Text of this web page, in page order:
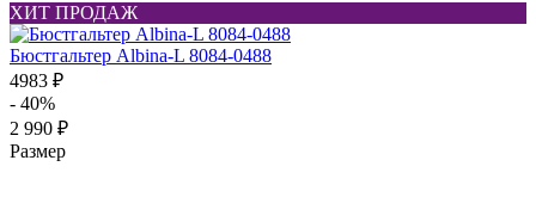
ХИТ ПРОДАЖ
Бюстгальтер Albina-L 8084-0488
4983 ₽
- 40%
2 990 ₽
Размер